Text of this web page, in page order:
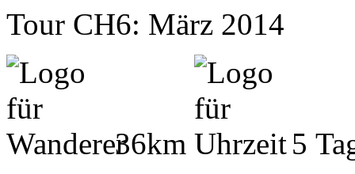
Tour CH6: März 2014
36km
5